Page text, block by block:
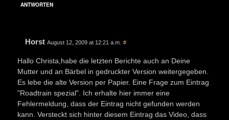
ANTWORTEN
Horst August 12, 2009 at 12:21 a.m. #
Hallo Christa,habe die letzten Berichte auch an Deine
Mutter und an Bärbel in gedruckter Version weitergegeben.
Es lebe die alte Version per Papier. Eine Frage zum Eintrag
"Roadtrain spezial". Ich erhalte hier immer eine
Fehlermeldung, dass der Eintrag nicht gefunden werden
kann. Versteckt sich hinter diesem Eintrag das Video, dass